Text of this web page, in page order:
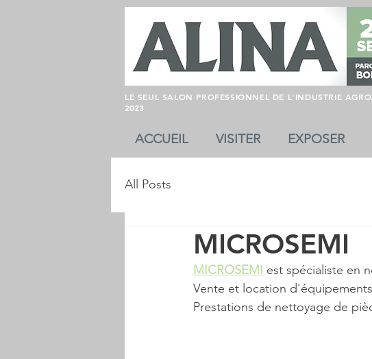
LE SEUL SALON PROFESSIONNEL DE L'INDUSTRIE
2023
ACCUEIL VISITER EXPOSER
All Posts
MICROSEMI
MICROSEMI est spécialiste en
Vente et location d'équipements
Prestations de nettoyage de